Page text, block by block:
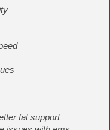
fat support